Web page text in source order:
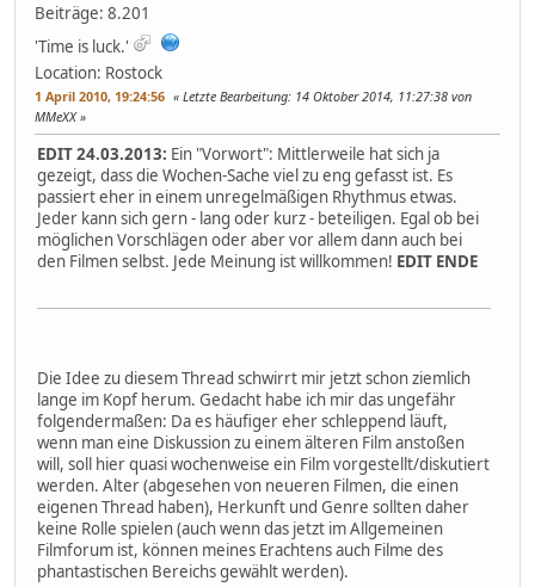
Beiträge: 8.201
'Time is luck.'
Location: Rostock
1 April 2010, 19:24:56 Letzte Bearbeitung: 14 Oktober 2014, 11:27:38 von
MMeXX
EDIT 24.03.2013: Ein "Vorwort": Mittlerweile hat sich ja
gezeigt, dass die Wochen-Sache viel zu eng gefasst ist. Es
passiert eher in einem unregelmäßigen Rhythmus etwas.
Jeder kann sich gern - lang oder kurz - beteiligen. Egal ob bei
möglichen Vorschlägen oder aber vor allem dann auch bei
den Filmen selbst. Jede Meinung ist willkommen! EDIT ENDE
Die Idee zu diesem Thread schwirrt mir jetzt schon ziemlich
lange im Kopf herum. Gedacht habe ich mir das ungefähr
folgendermaßen: Da es häufiger eher schleppend läuft,
wenn man eine Diskussion zu einem älteren Film anstoßen
will, soll hier quasi wochenweise ein Film vorgestellt/diskutiert
werden. Alter (abgesehen von neueren Filmen, die einen
eigenen Thread haben), Herkunft und Genre sollten daher
keine Rolle spielen (auch wenn das jetzt im Allgemeinen
Filmforum ist, können meines Erachtens auch Filme des
phantastischen Bereichs gewählt werden).